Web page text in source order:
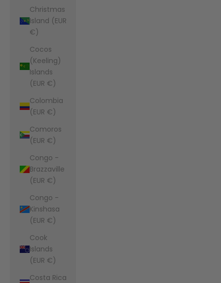
Christmas
Island (EUR
€)
Cocos
(Keeling)
Islands
(EUR €)
Colombia
(EUR €)
Comoros
(EUR €)
Congo -
Brazzaville
(EUR €)
Congo -
Kinshasa
(EUR €)
Cook
Islands
(EUR €)
Costa Rica